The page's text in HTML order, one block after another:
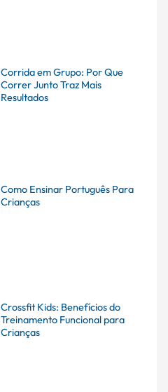
Corrida em Grupo: Por Que
Correr Junto Traz Mais
Resultados
Como Ensinar Português Para
Crianças
Crossfit Kids: Benefícios do
Treinamento Funcional para
Crianças